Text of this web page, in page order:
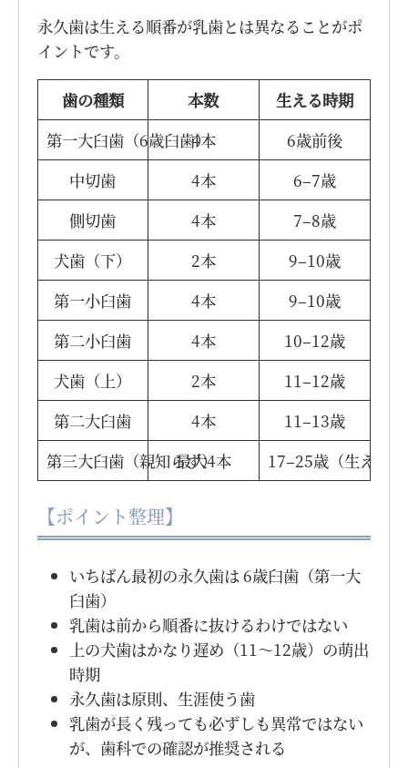
永久歯は生える順番が乳歯とは異なることがポ
イントです。
歯の種類 本数
生える時期
第一大臼歯（6歳臼歯）
4本
6歳前後
中切歯
4本
6–7歳
側切歯
4本
7–8歳
犬歯（下）
2本
9–10歳
第一小臼歯
4本
9–10歳
第二小臼歯
4本
10–12歳
犬歯（上）
2本
11–12歳
第二大臼歯
4本
11–13歳
第三大臼歯（親知らず）
最大4本 17–25歳（生えな
【ポイント整理】
いちばん最初の永久歯は 6歳臼歯（第一大
臼歯）
乳歯は前から順番に抜けるわけではない
上の犬歯はかなり遅め（11〜12歳）の萌出
時期
永久歯は原則、生涯使う歯
乳歯が長く残っても必ずしも異常ではない
が、歯科での確認が推奨される